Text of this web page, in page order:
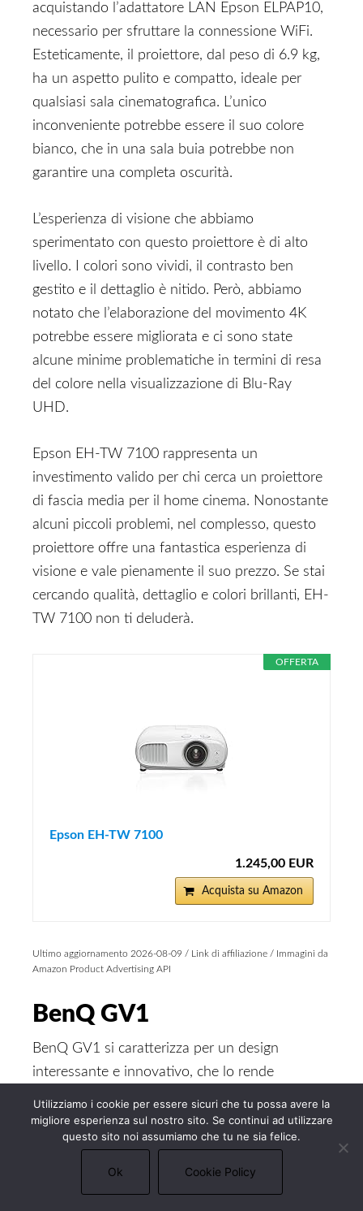
acquistando l’adattatore LAN Epson ELPAP10,
necessario per sfruttare la connessione WiFi.
Esteticamente, il proiettore, dal peso di 6.9 kg,
ha un aspetto pulito e compatto, ideale per
qualsiasi sala cinematografica. L’unico
inconveniente potrebbe essere il suo colore
bianco, che in una sala buia potrebbe non
garantire una completa oscurità.
L’esperienza di visione che abbiamo
sperimentato con questo proiettore è di alto
livello. I colori sono vividi, il contrasto ben
gestito e il dettaglio è nitido. Però, abbiamo
notato che l’elaborazione del movimento 4K
potrebbe essere migliorata e ci sono state
alcune minime problematiche in termini di resa
del colore nella visualizzazione di Blu-Ray
UHD.
Epson EH-TW 7100 rappresenta un
investimento valido per chi cerca un proiettore
di fascia media per il home cinema. Nonostante
alcuni piccoli problemi, nel complesso, questo
proiettore offre una fantastica esperienza di
visione e vale pienamente il suo prezzo. Se stai
cercando qualità, dettaglio e colori brillanti, EH-
TW 7100 non ti deluderà.
OFFERTA
Epson EH-TW 7100
1.245,00 EUR
Acquista su Amazon
Ultimo aggiornamento 2026-08-09 / Link di affiliazione / Immagini da
Amazon Product Advertising API
BenQ GV1
BenQ GV1 si caratterizza per un design
interessante e innovativo, che lo rende
A livello tecnico, il proiettore può inclinarsi
verso l’alto fino a 15 gradi ed è presente anche
l’attacco per installarlo su un treppiede per
videocamere.
Utilizziamo i cookie per essere sicuri che tu possa avere la
migliore esperienza sul nostro sito. Se continui ad utilizzare
questo sito noi assumiamo che tu ne sia felice.
Ok Cookie Policy